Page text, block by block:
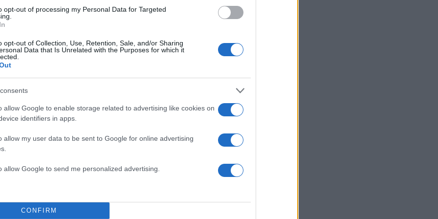
opt-out of processing my Personal Data for Targeted
opt-out of Collection, Use, Retention, Sale, and/or Sharing
Data that Is Unrelated with the Purposes for which it
allow Google to enable storage related to advertising like cookies on
identifiers in apps.
allow my user data to be sent to Google for online advertising
allow Google to send me personalized advertising.
CONFIRM
αλλά
φανταστεί από αυτήν του Δούκα και όσων προτείνουν
με άλλα κόμματα πριν από τις εκλογές.
το ‘συζητούμε από τώρα με τους μεν ή τους δε’, είναι η
ένα κόμμα να ανοίξει πόρτες και παράθυρα και να χάνει
τόνισε. Άφησε όμως ανοιχτό το θέμα της διακυβέρνησης
λαός» τόνισε.
Νίκος Παπανδρέουδήλωσε ότι το ΠΑΣΟΚ πρέπει να
τα προοδευτικά, που λέμε, που για μένα δεν είναι όλα